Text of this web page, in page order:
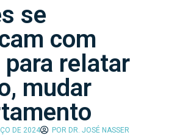
se
com
para relatar
mudar
DE 2024 POR DR. JOSÉ NASSER